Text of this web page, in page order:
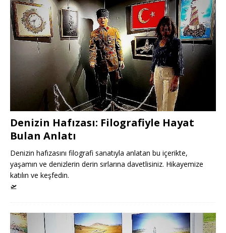
Denizin Hafızası: Filografiyle Hayat
Bulan Anlatı
Denizin hafızasını filografi sanatıyla anlatan bu içerikte,
yaşamın ve denizlerin derin sırlarına davetlisiniz. Hikayemize
katılın ve keşfedin.
🛫